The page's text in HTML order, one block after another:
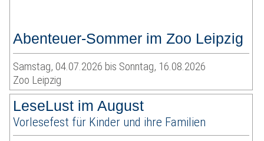
Abenteuer-Sommer im Zoo Leipzig
Samstag, 04.07.2026 bis Sonntag, 16.08.2026
Zoo Leipzig
LeseLust im August
Vorlesefest für Kinder und ihre Familien